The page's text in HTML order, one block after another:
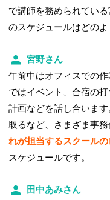
で講師を務められてい
のスケジュールはどのよ
宮野さん
午前中はオフィスでの
ではイベント、合宿の
計画などを話し合いま
取るなど、さまざま事
れが担当するスクール
スケジュールです。
田中あみさん